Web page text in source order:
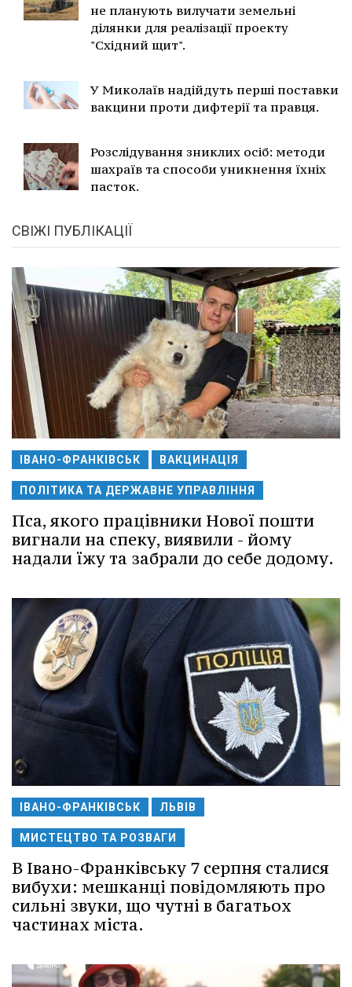
не планують вилучати земельні
ділянки для реалізації проекту
"Східний щит".
У Миколаїв надійдуть перші поставки
вакцини проти дифтерії та правця.
Розслідування зниклих осіб: методи
шахраїв та способи уникнення їхніх
пасток.
СВІЖІ ПУБЛІКАЦІЇ
ІВАНО-ФРАНКІВСЬК ВАКЦИНАЦІЯ
ПОЛІТИКА ТА ДЕРЖАВНЕ УПРАВЛІННЯ
Пса, якого працівники Нової пошти
вигнали на спеку, виявили - йому
надали їжу та забрали до себе додому.
ІВАНО-ФРАНКІВСЬК ЛЬВІВ
МИСТЕЦТВО ТА РОЗВАГИ
В Івано-Франківську 7 серпня сталися
вибухи: мешканці повідомляють про
сильні звуки, що чутні в багатьох
частинах міста.